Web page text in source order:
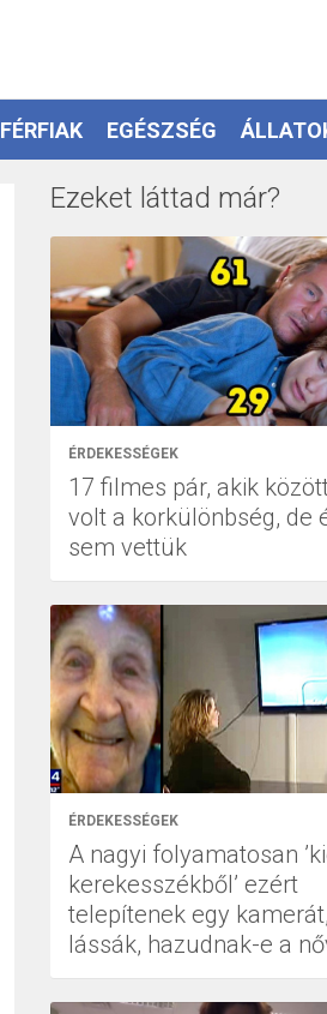
FÉRFIAK EGÉSZSÉG
Ezeket láttad már?
ÉRDEKESSÉGEK
17 filmes pár, akik
volt a korkülönbség, de
sem vettük
ÉRDEKESSÉGEK
A nagyi folyamatosan
kerekesszékből’ ezért
telepítenek egy
lássák, hazudnak-e a